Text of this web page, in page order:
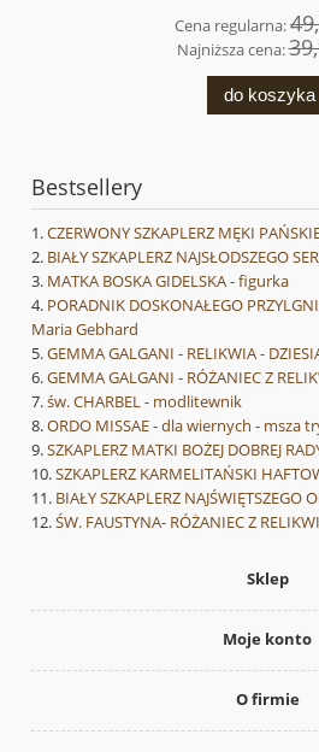
Cena regularna:
Najniższa cena:
do koszyka
Bestsellery
CZERWONY SZKAPLERZ MĘKI
BIAŁY SZKAPLERZ NAJSŁODSZEGO
MATKA BOSKA GIDELSKA - figurka
PORADNIK DOSKONAŁEGO
Maria Gebhard
GEMMA GALGANI - RELIKWIA -
GEMMA GALGANI - RÓŻANIEC Z
św. CHARBEL - modlitewnik
ORDO MISSAE - dla wiernych - msza
SZKAPLERZ MATKI BOŻEJ DOBREJ
SZKAPLERZ KARMELITAŃSKI
BIAŁY SZKAPLERZ NAJŚWIĘTSZEGO
ŚW. FAUSTYNA- RÓŻANIEC Z
Sklep
Moje konto
O firmie